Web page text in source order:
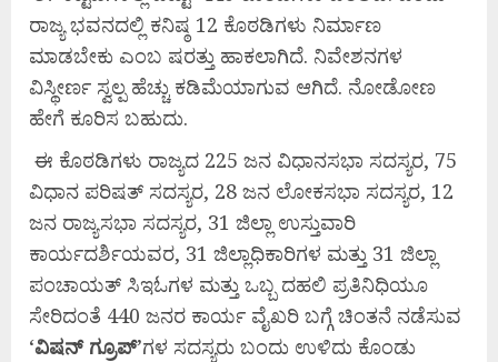
ರಾಜ್ಯ ಭವನದಲ್ಲಿ ಕನಿಷ್ಠ 12 ಕೊಠಡಿಗಳು ನಿರ್ಮಾಣ
ಮಾಡಬೇಕು ಎಂಬ ಷರತ್ತು ಹಾಕಲಾಗಿದೆ. ನಿವೇಶನಗಳ
ವಿಸ್ಥೀರ್ಣ ಸ್ವಲ್ಪ ಹೆಚ್ಚು ಕಡಿಮೆಯಾಗುವ ಆಗಿದೆ. ನೋಡೋಣ
ಹೇಗೆ ಕೂರಿಸ ಬಹುದು.
ಈ ಕೊಠಡಿಗಳು ರಾಜ್ಯದ 225 ಜನ ವಿಧಾನಸಭಾ ಸದಸ್ಯರ, 75
ವಿಧಾನ ಪರಿಷತ್ ಸದಸ್ಯರ, 28 ಜನ ಲೋಕಸಭಾ ಸದಸ್ಯರ, 12
ಜನ ರಾಜ್ಯಸಭಾ ಸದಸ್ಯರ, 31 ಜಿಲ್ಲಾ ಉಸ್ತುವಾರಿ
ಕಾರ್ಯದರ್ಶಿಯವರ, 31 ಜಿಲ್ಲಾಧಿಕಾರಿಗಳ ಮತ್ತು 31 ಜಿಲ್ಲಾ
ಪಂಚಾಯತ್ ಸಿಇಓಗಳ ಮತ್ತು ಒಬ್ಬ ದಹಲಿ ಪ್ರತಿನಿಧಿಯೂ
ಸೇರಿದಂತೆ 440 ಜನರ ಕಾರ್ಯ ವೈಖರಿ ಬಗ್ಗೆ ಚಿಂತನೆ ನಡೆಸುವ
‘ವಿಷನ್ ಗ್ರೂಪ್‍’ಗಳ ಸದಸ್ಯರು ಬಂದು ಉಳಿದು ಕೊಂಡು